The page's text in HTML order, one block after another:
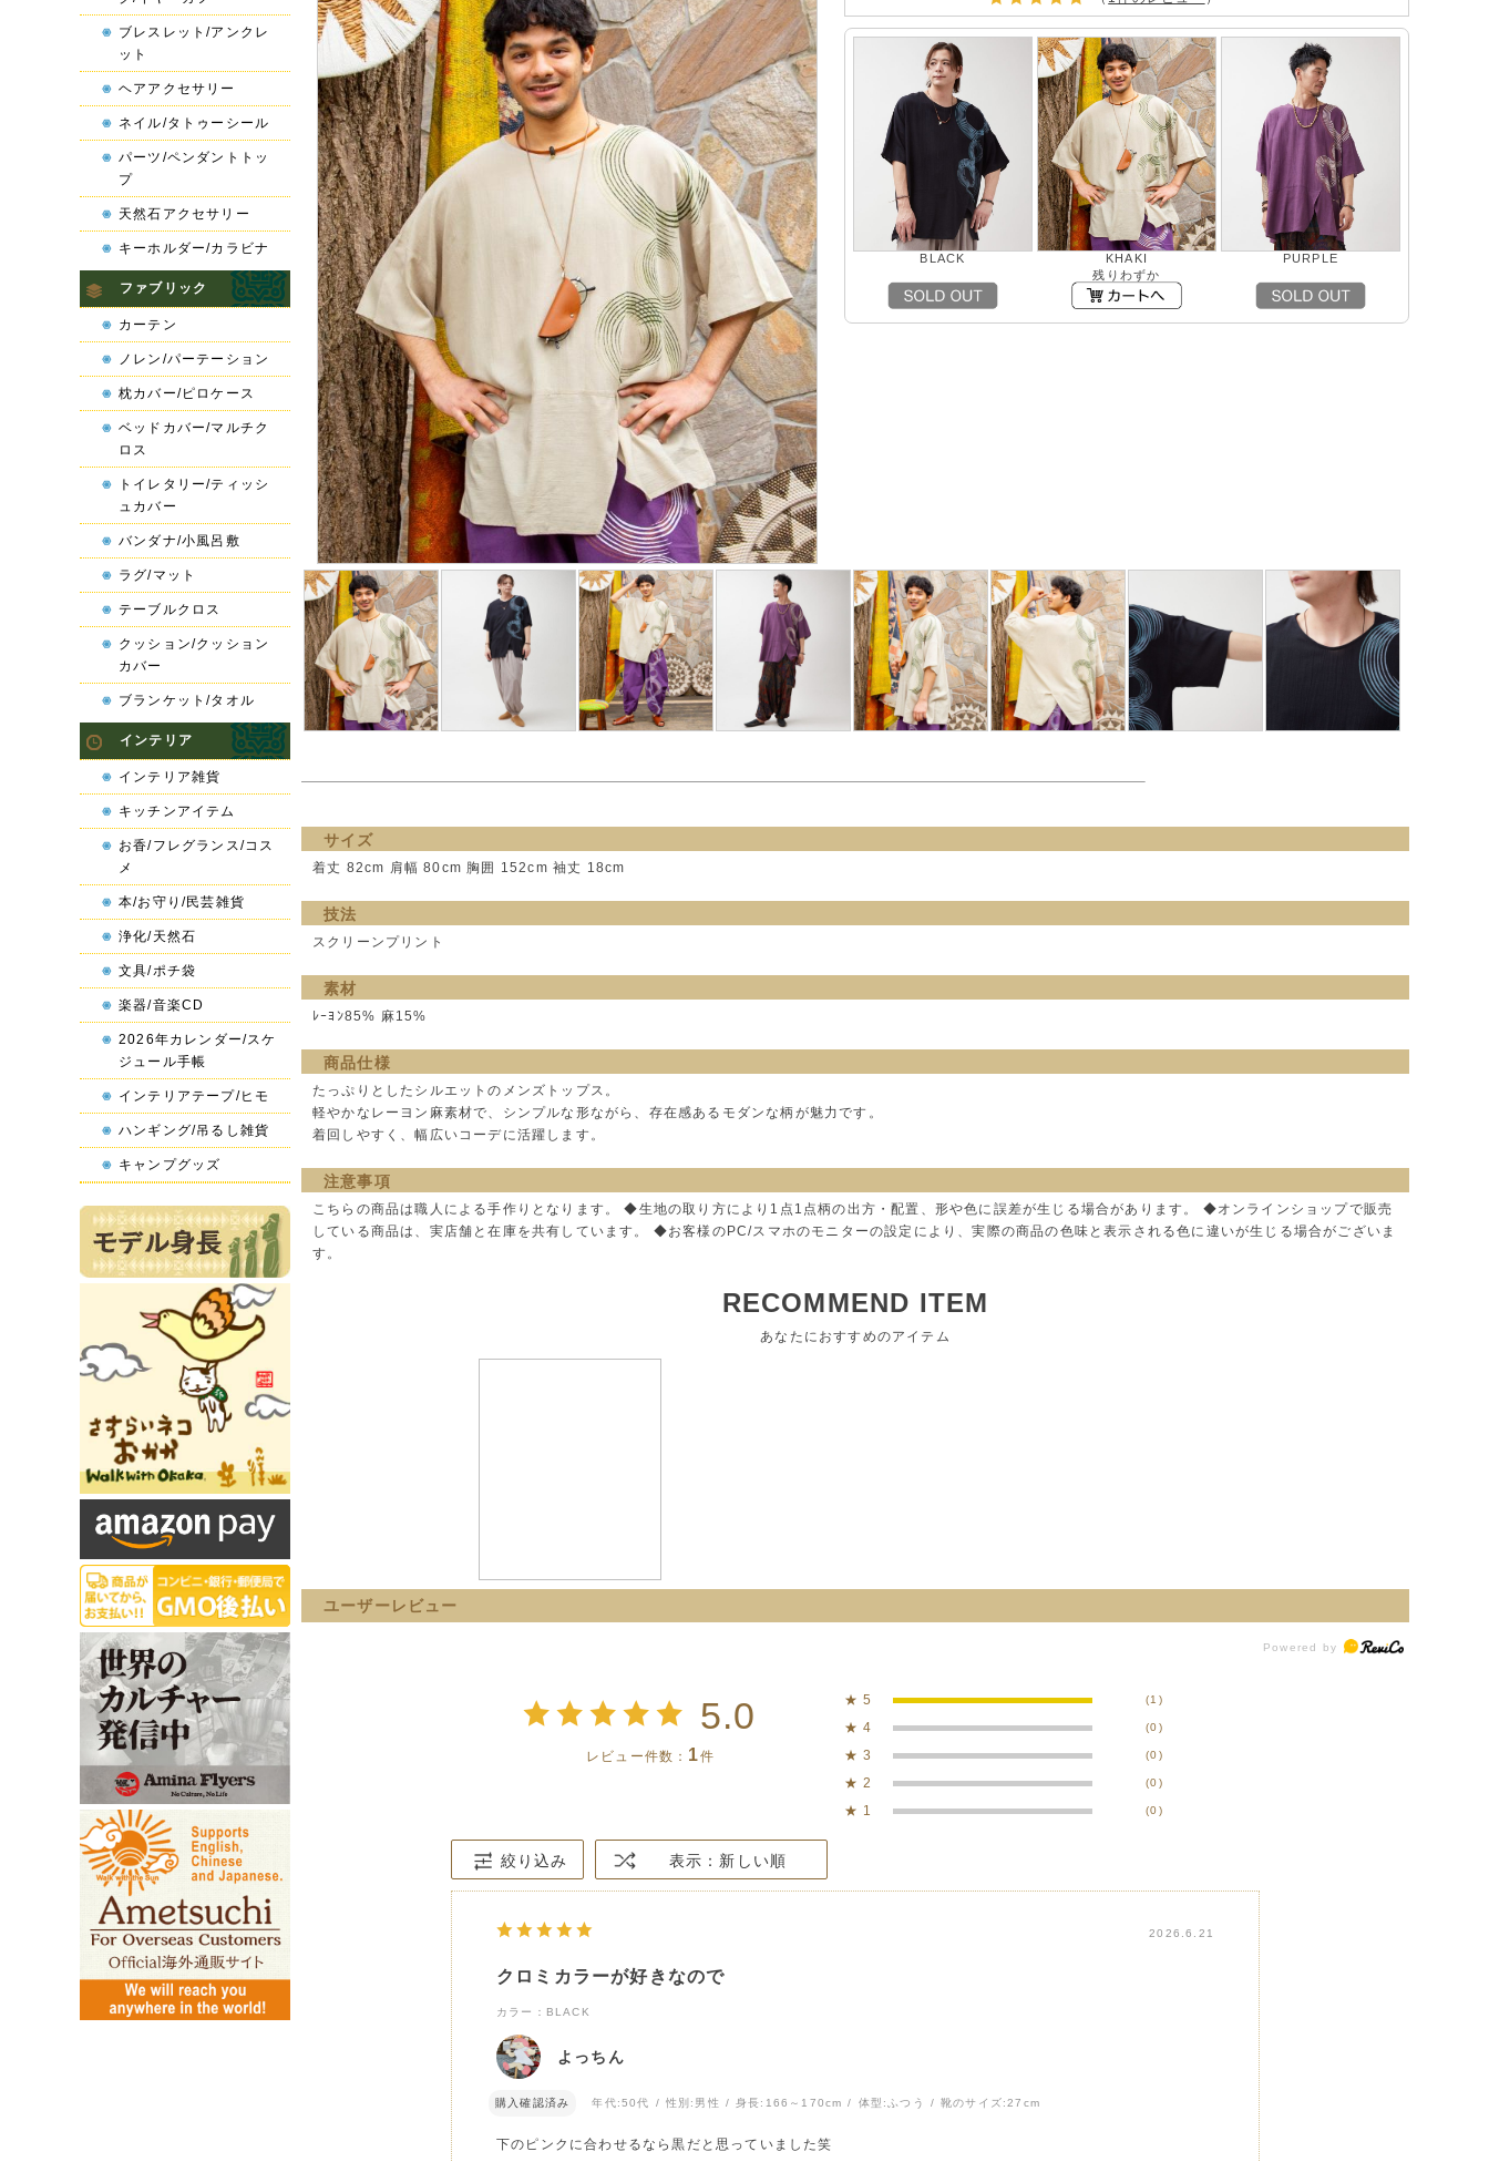
BLACK
KHAKI
残りわずか
PURPLE
サイズ
着丈 82cm 肩幅 80cm 胸囲 152cm 袖丈 18cm
技法
スクリーンプリント
素材
ﾚｰﾖﾝ85% 麻15%
商品仕様
たっぷりとしたシルエットのメンズトップス。
軽やかなレーヨン麻素材で、シンプルな形ながら、存在感あるモダンな柄が魅力です。
着回しやすく、幅広いコーデに活躍します。
注意事項
こちらの商品は職人による手作りとなります。 ◆生地の取り方により1点1点柄の出方・配置、形や色に誤差が生じる場合があります。 ◆オンラインショップで販売
している商品は、実店舗と在庫を共有しています。 ◆お客様のPC/スマホのモニターの設定により、実際の商品の色味と表示される色に違いが生じる場合がございま
す。
RECOMMEND ITEM
あなたにおすすめのアイテム
ユーザーレビュー
5.0
レビュー件数： 1件
★ 5 (1)
★ 4 (0)
★ 3 (0)
★ 2 (0)
★ 1 (0)
絞り込み 表示：新しい順
2026.6.21
クロミカラーが好きなので
カラー：BLACK
よっちん
購入確認済み 年代:50代 性別: 男性 身長: 166～170cm 体型: ふつう 靴のサイズ:27cm
下のピンクに合わせるなら黒だと思っていました笑
ブレスレット/アンクレ
ット
ヘアアクセサリー
ネイル/タトゥーシール
パーツ/ペンダントトッ
プ
天然石アクセサリー
キーホルダー/カラビナ
ファブリック
カーテン
ノレン/パーテーション
枕カバー/ピロケース
ベッドカバー/マルチク
ロス
トイレタリー/ティッシ
ュカバー
バンダナ/小風呂敷
ラグ/マット
テーブルクロス
クッション/クッション
カバー
ブランケット/タオル
インテリア
インテリア雑貨
キッチンアイテム
お香/フレグランス/コス
メ
本/お守り/民芸雑貨
浄化/天然石
文具/ポチ袋
楽器/音楽CD
2026年カレンダー/スケ
ジュール手帳
インテリアテープ/ヒモ
ハンギング/吊るし雑貨
キャンプグッズ